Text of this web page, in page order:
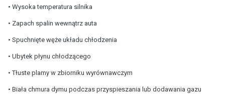
• Wysoka temperatura silnika
• Zapach spalin wewnątrz auta
• Spuchnięte węże układu chłodzenia
• Ubytek płynu chłodzącego
• Tłuste plamy w zbiorniku wyrównawczym
• Biała chmura dymu podczas przyspieszania lub dodawania gazu